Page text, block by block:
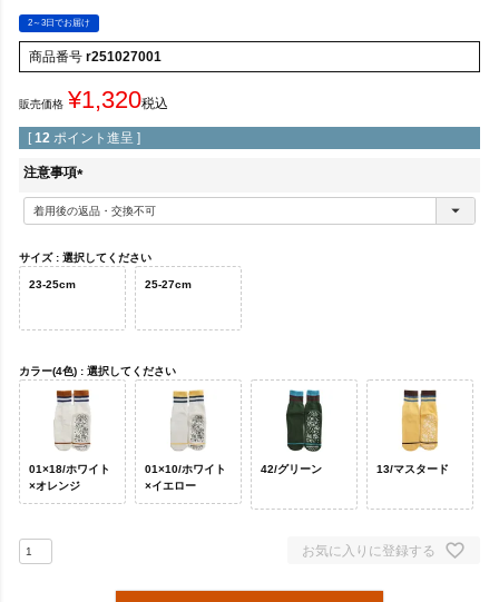
2～3日でお届け
商品番号 r251027001
販売価格 ¥1,320税込
[ 12 ポイント進呈 ]
注意事項
(
必
)
サイズ 選択してください
23-25cm 25-27cm
カラー(4色) 選択してください
01×18/ホワイト
×オレンジ
01×10/ホワイト
×イエロー
42/グリーン 13/マスタード
お気に入りに登録する